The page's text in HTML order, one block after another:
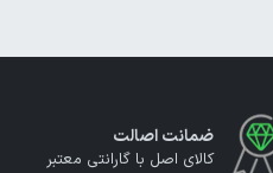
ضمانت اصالت
کالای اصل با گارانتی معتبر